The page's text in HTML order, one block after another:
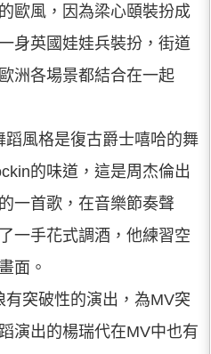
歐風，因為梁心頤裝扮成
身英國娃娃兵裝扮，街道
洲各場景都結合在一起
風格是復古爵士嘻哈的舞
的味道，這是周杰倫出
一首歌，在音樂節奏聲
一手花式調酒，他練習空
面。
突破性的演出，為MV突
演出的楊瑞代在MV中也有